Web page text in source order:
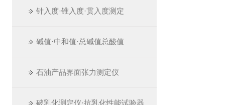
针入度·锥入度·贯入度测定
碱值·中和值·总碱值总酸值
石油产品界面张力测定仪
破乳化测定仪·抗乳化性能试验器